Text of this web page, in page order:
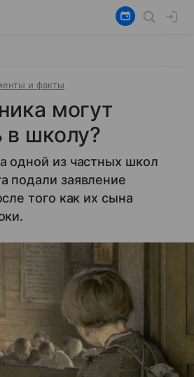
и факты
могут
в школу?
одной из частных школ
подали заявление
того как их сына